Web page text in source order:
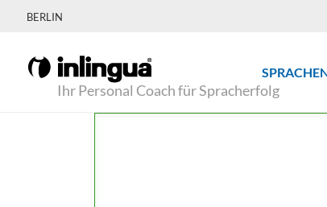
BERLIN
Ihr Personal Coach für Spracherfolg